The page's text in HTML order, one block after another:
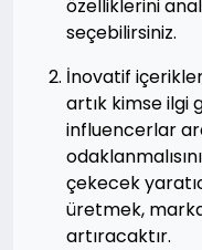
özelliklerini
seçebilirsiniz.
İnovatif
artık kimse ilgi
influencerlar
çekecek
üretmek,
artıracaktır.